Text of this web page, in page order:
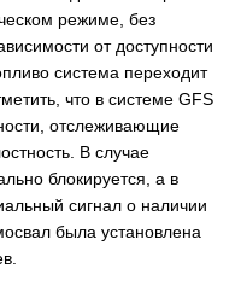
режиме, без
от доступности
система переходит
что в системе GFS
отслеживающие
В случае
блокируется, а в
сигнал о наличии
была установлена